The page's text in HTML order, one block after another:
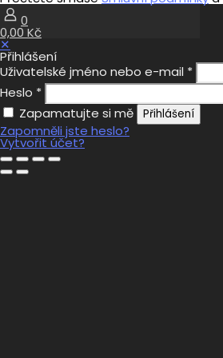
0
0,00 Kč
✕
Přihlášení
Uživatelské jméno nebo e-mail *
Heslo *
Zapamatujte si mě
Přihlášení
Zapomněli jste heslo?
Vytvořit účet?